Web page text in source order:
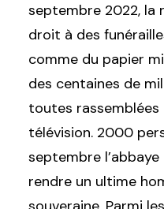
septembre 2022, la
droit à des
comme du papier
des centaines de
toutes
télévision. 2000
septembre
rendre un ultime